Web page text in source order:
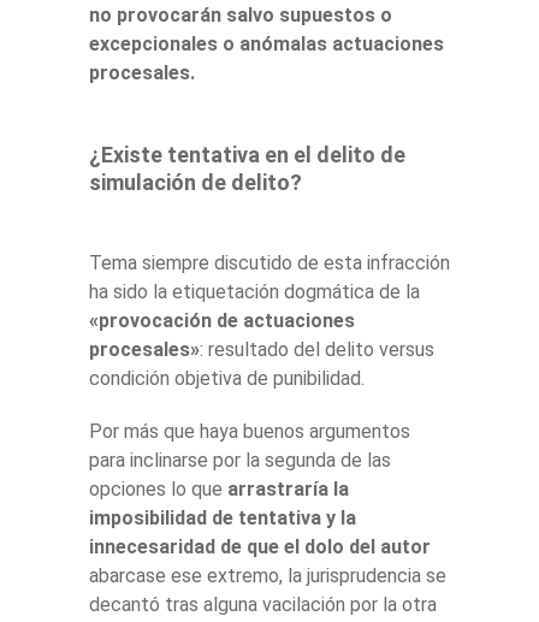
no provocarán salvo supuestos o
excepcionales o anómalas actuaciones
procesales.
¿Existe tentativa en el delito de
simulación de delito?
Tema siempre discutido de esta infracción
ha sido la etiquetación dogmática de la
«provocación de actuaciones
procesales»: resultado del delito versus
condición objetiva de punibilidad.
Por más que haya buenos argumentos
para inclinarse por la segunda de las
opciones lo que arrastraría la
imposibilidad de tentativa y la
innecesaridad de que el dolo del autor
abarcase ese extremo, la jurisprudencia se
decantó tras alguna vacilación por la otra